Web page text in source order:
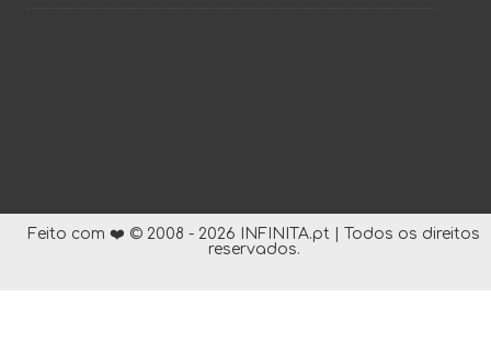
Feito com ❤️ © 2008 - 2026 INFINITA.pt | Todos os direitos
reservados.